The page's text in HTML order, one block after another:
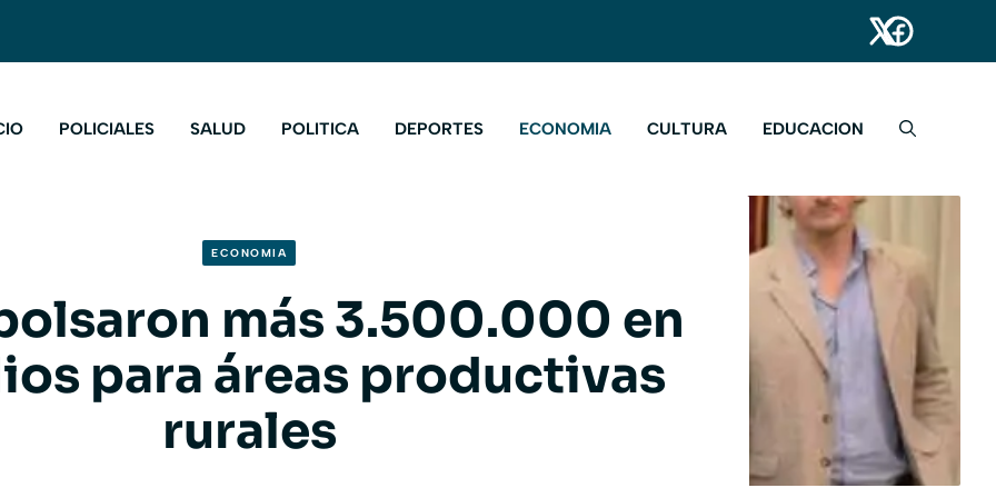
POLICIALES SALUD POLITICA DEPORTES ECONOMIA CULTURA EDUCACION
ECONOMIA
más 3.500.000 en
para áreas productivas
rurales